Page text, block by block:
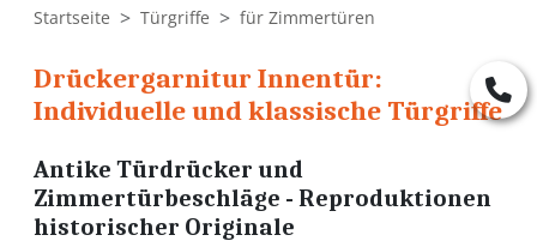
Startseite Türgriffe für Zimmertüren
Drückergarnitur Innentür:
Individuelle und klassische Türgriffe
Antike Türdrücker und
Zimmertürbeschläge - Reproduktionen
historischer Originale